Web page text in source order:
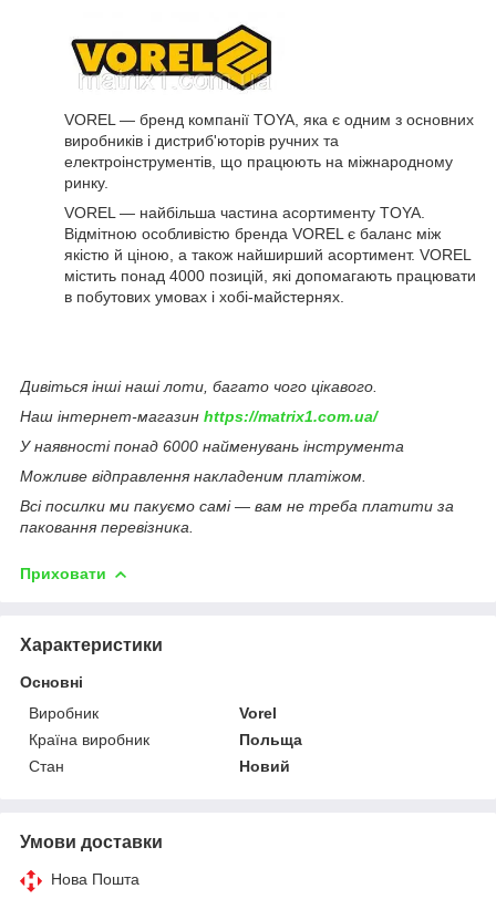
VOREL — бренд компанії TOYA, яка є одним з основних
виробників і дистриб'юторів ручних та
електроінструментів, що працюють на міжнародному
ринку.
VOREL — найбільша частина асортименту TOYA.
Відмітною особливістю бренда VOREL є баланс між
якістю й ціною, а також найширший асортимент. VOREL
містить понад 4000 позицій, які допомагають працювати
в побутових умовах і хобі-майстернях.
Дивіться інші наші лоти, багато чого цікавого.
Наш інтернет-магазин https://matrix1.com.ua/
У наявності понад 6000 найменувань інструмента
Можливе відправлення накладеним платіжом.
Всі посилки ми пакуємо самі — вам не треба платити за
паковання перевізника.
Приховати
Характеристики
Основні
Виробник
Vorel
Країна виробник
Польща
Стан
Новий
Умови доставки
Нова Пошта